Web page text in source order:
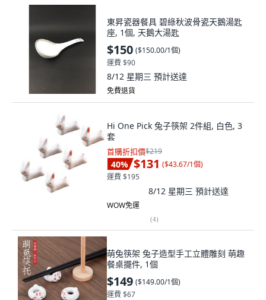
東昇瓷器餐具 碧綠秋波骨瓷天鵝湯匙
座, 1個, 天鵝大湯匙
$150 ($150.00/1個)
運費 $90
8/12 星期三 預計送達
免費退貨
Hi One Pick 兔子筷架 2件組, 白色, 3
套
首購折扣價$219
40% $131 ($43.67/1個)
運費 $195
8/12 星期三 預計送達
WOW免運
(4)
萌兔筷架 兔子造型手工立體雕刻 萌趣
餐桌擺件, 1個
$149 ($149.00/1個)
運費 $67